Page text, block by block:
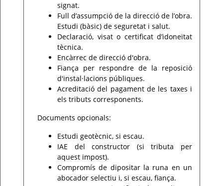
signat.
Full d’assumpció de la direcció de l’obra.
Estudi (bàsic) de seguretat i salut.
Declaració, visat o certificat d’idoneïtat
tècnica.
Encàrrec de direcció d'obra.
Fiança per respondre de la reposició
d'instal·lacions públiques.
Acreditació del pagament de les taxes i
els tributs corresponents.
Documents opcionals:
Estudi geotècnic, si escau.
IAE del constructor (si tributa per
aquest impost).
Compromís de dipositar la runa en un
abocador selectiu i, si escau, fiança.